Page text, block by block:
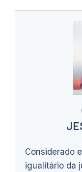
Considerado
igualitário da